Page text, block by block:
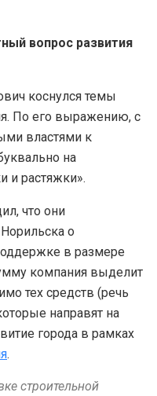
вопрос развития
коснулся темы
По его выражению, с
властями к
на
и растяжки».
что они
о
в размере
компания выделит
тех средств (речь
направят на
города в рамках
.
строительной